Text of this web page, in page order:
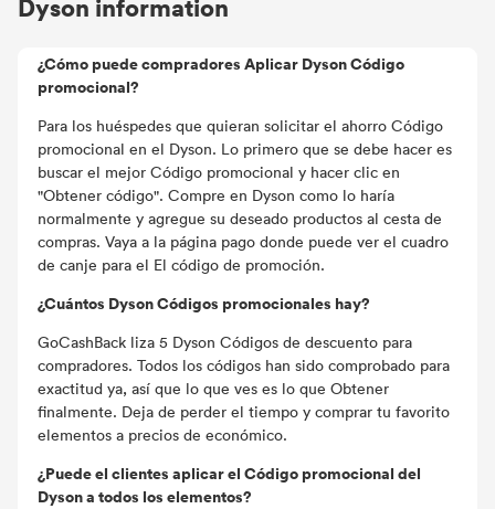
Dyson information
¿Cómo puede compradores Aplicar Dyson Código
promocional?
Para los huéspedes que quieran solicitar el ahorro Código
promocional en el Dyson. Lo primero que se debe hacer es
buscar el mejor Código promocional y hacer clic en
"Obtener código". Compre en Dyson como lo haría
normalmente y agregue su deseado productos al cesta de
compras. Vaya a la página pago donde puede ver el cuadro
de canje para el El código de promoción.
¿Cuántos Dyson Códigos promocionales hay?
GoCashBack liza 5 Dyson Códigos de descuento para
compradores. Todos los códigos han sido comprobado para
exactitud ya, así que lo que ves es lo que Obtener
finalmente. Deja de perder el tiempo y comprar tu favorito
elementos a precios de económico.
¿Puede el clientes aplicar el Código promocional del
Dyson a todos los elementos?